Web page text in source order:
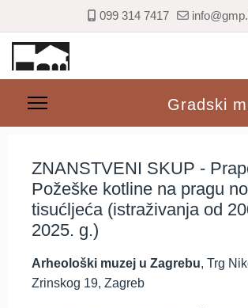
099 314 7417
Gradski
ZNANSTVENI SKUP -
Požeške kotline na pragu
tisućljeća (istraživanja od
2025. g.)
Arheološki muzej u Zagrebu, Trg
Zrinskog 19, Zagreb